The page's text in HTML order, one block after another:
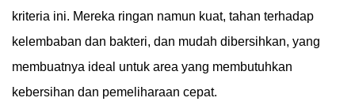
kriteria ini. Mereka ringan namun kuat, tahan terhadap
kelembaban dan bakteri, dan mudah dibersihkan, yang
membuatnya ideal untuk area yang membutuhkan
kebersihan dan pemeliharaan cepat.